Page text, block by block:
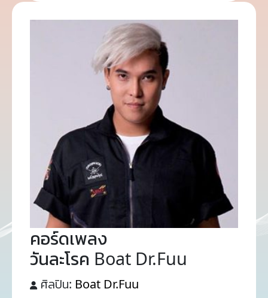
คอร์ดเพลง
วันละโรค Boat Dr.Fuu
ศิลปิน: Boat Dr.Fuu